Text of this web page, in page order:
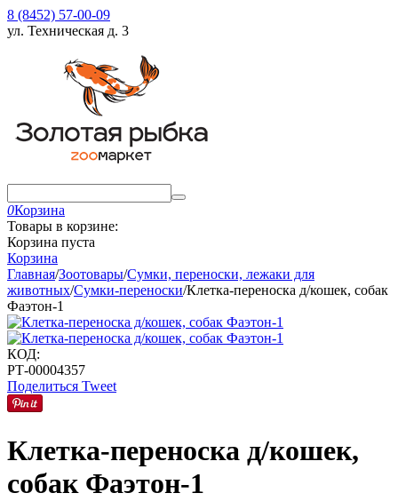
8 (8452) 57-00-09
ул. Техническая д. 3
0Корзина
Товары в корзине:
Корзина пуста
Корзина
Главная/Зоотовары/Сумки, переноски, лежаки для
животных/Сумки-переноски/Клетка-переноска д/кошек, собак
Фаэтон-1
КОД:
РТ-00004357
Поделиться Tweet
Клетка-переноска д/кошек,
собак Фаэтон-1